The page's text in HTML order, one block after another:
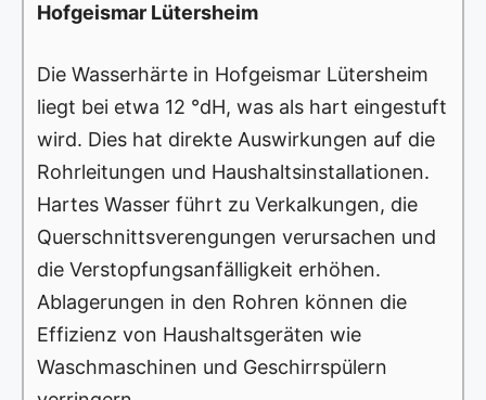
Hofgeismar Lütersheim
Die Wasserhärte in Hofgeismar Lütersheim
liegt bei etwa 12 °dH, was als hart eingestuft
wird. Dies hat direkte Auswirkungen auf die
Rohrleitungen und Haushaltsinstallationen.
Hartes Wasser führt zu Verkalkungen, die
Querschnittsverengungen verursachen und
die Verstopfungsanfälligkeit erhöhen.
Ablagerungen in den Rohren können die
Effizienz von Haushaltsgeräten wie
Waschmaschinen und Geschirrspülern